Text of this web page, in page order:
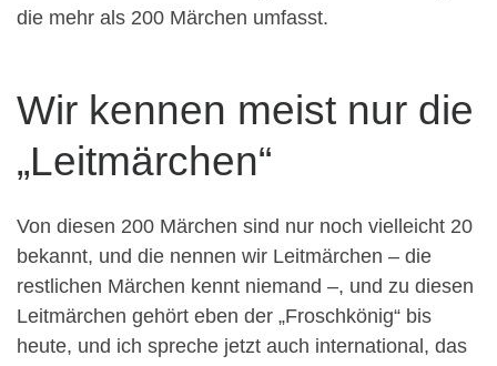
die mehr als 200 Märchen umfasst.
Wir kennen meist nur die
„Leitmärchen“
Von diesen 200 Märchen sind nur noch vielleicht 20
bekannt, und die nennen wir Leitmärchen – die
restlichen Märchen kennt niemand –, und zu diesen
Leitmärchen gehört eben der „Froschkönig“ bis
heute, und ich spreche jetzt auch international, das